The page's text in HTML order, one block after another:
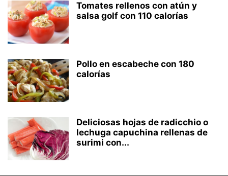
Tomates rellenos con atún y
salsa golf con 110 calorías
Pollo en escabeche con 180
calorías
Deliciosas hojas de radicchio o
lechuga capuchina rellenas de
surimi con...